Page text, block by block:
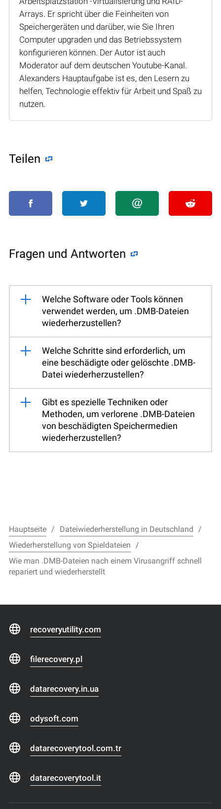
Arrays. Er spricht über die Feinheiten von
Speichergeräten und darüber, wie Sie Ihren
Computer upgraden und das Betriebssystem
konfigurieren können. Der Autor ist auch
Moderator auf dem deutschen Youtube-Kanal.
Alexanders Hauptaufgabe ist es, den Lesern zu
helfen, Technologie effektiv für Arbeit und Spaß zu
nutzen.
Teilen
Fragen und Antworten
Welche Software oder Tools können
verwendet werden, um .DMB-Dateien
wiederherzustellen?
Welche Schritte sind erforderlich, um
eine beschädigte oder gelöschte .DMB-
Datei wiederherzustellen?
Gibt es spezielle Techniken oder
Methoden, um verlorene .DMB-Dateien
von beschädigten Speichermedien
wiederherzustellen?
Hauptseite
Dateiwiederherstellung in Deutschland
Wiederherstellung von Spieldateien
Wie man .DMB-Dateien nach einem Virusangriff schnell
repariert und wiederherstellt
recoveryutility.com
filerecovery.pl
datarecovery.in.ua
odysoft.com
datarecoverytool.com.tr
datarecoverytool.it